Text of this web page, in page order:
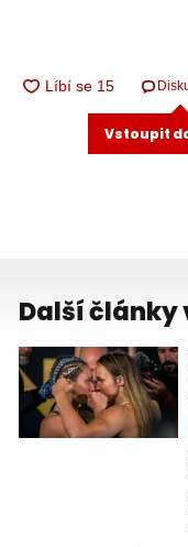
Vstoupit
Další